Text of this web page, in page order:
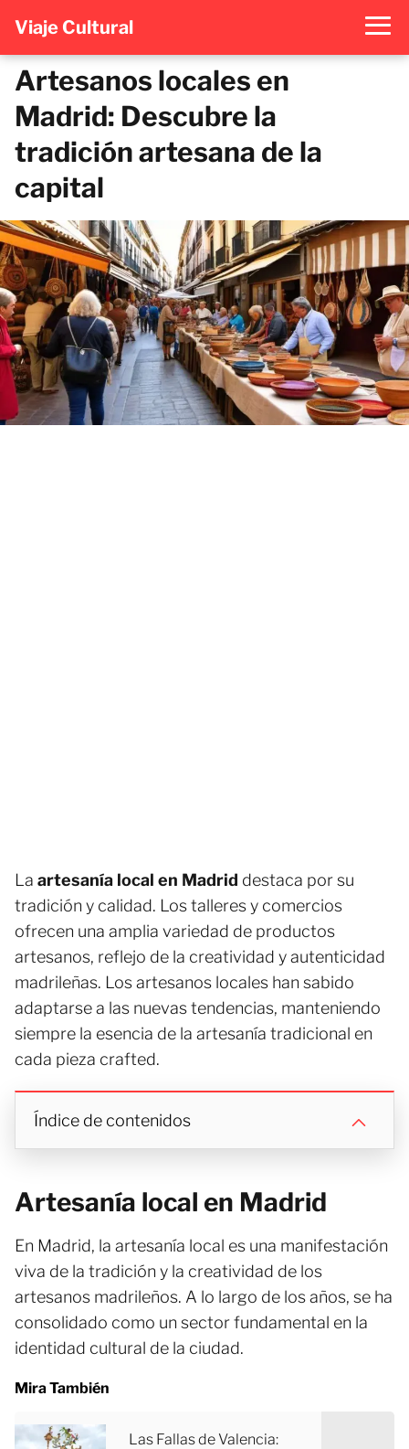
Viaje Cultural
Artesanos locales en
Madrid: Descubre la
tradición artesana de la
capital
La artesanía local en Madrid destaca por su
tradición y calidad. Los talleres y comercios
ofrecen una amplia variedad de productos
artesanos, reflejo de la creatividad y autenticidad
madrileñas. Los artesanos locales han sabido
adaptarse a las nuevas tendencias, manteniendo
siempre la esencia de la artesanía tradicional en
cada pieza crafted.
Índice de contenidos
Artesanía local en Madrid
En Madrid, la artesanía local es una manifestación
viva de la tradición y la creatividad de los
artesanos madrileños. A lo largo de los años, se ha
consolidado como un sector fundamental en la
identidad cultural de la ciudad.
Mira También
Las Fallas de Valencia: